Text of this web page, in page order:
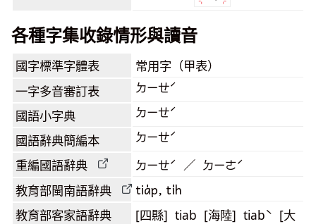
各種字集收錄情形與讀音
國字標準字體表 常用字（甲表）
一字多音審訂表 ㄉㄧㄝˊ
國語小字典 ㄉㄧㄝˊ
國語辭典簡編本 ㄉㄧㄝˊ
重編國語辭典 ㄉㄧㄝˊ ／ ㄉㄧㄜˊ
教育部閩南語辭典 tia̍p, ti̍h
教育部客家語辭典
[四縣] tiab [海陸] tiabˋ [大